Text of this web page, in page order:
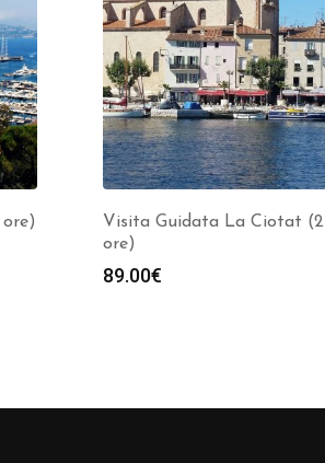
Visita Guidata La Ciotat (2
ore)
89.00€